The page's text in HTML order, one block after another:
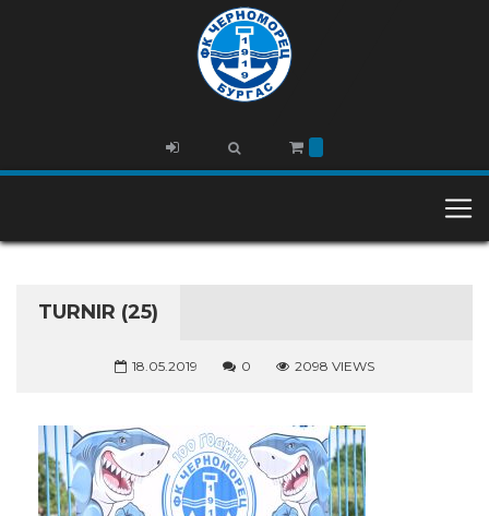
TURNIR (25)
18.05.2019 0 2098 VIEWS